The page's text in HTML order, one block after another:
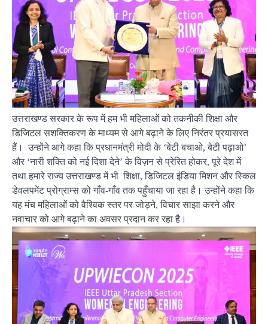
उत्तराखण्ड सरकार के रूप में हम भी महिलाओं को तकनीकी शिक्षा और
डिजिटल सशक्तिकरण के माध्यम से आगे बढ़ाने के लिए निरंतर प्रयासरत
हैं। उन्होंने आगे कहा कि प्रधानमंत्री मोदी के ‘बेटी बचाओ, बेटी पढ़ाओ’
और ‘नारी शक्ति को नई दिशा देने’ के विज़न से प्रेरित होकर, पूरे देश में
तथा हमारे राज्य उत्तराखण्ड में भी शिक्षा, डिजिटल इंडिया मिशन और स्किल
डेवलपमेंट प्रोग्राम्स को गाँव-गाँव तक पहुँचाया जा रहा है। उन्होंने कहा कि
यह मंच महिलाओं को वैश्विक स्तर पर जोड़ने, विचार साझा करने और
नवाचार को आगे बढ़ाने का अवसर प्रदान कर रहा है।